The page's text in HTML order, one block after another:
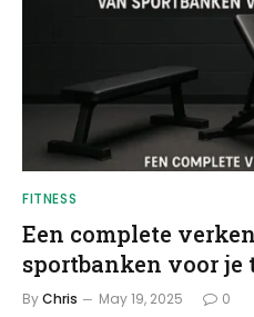
FITNESS
Een complete
sportbanken voor
ByChris May 19, 2025 0